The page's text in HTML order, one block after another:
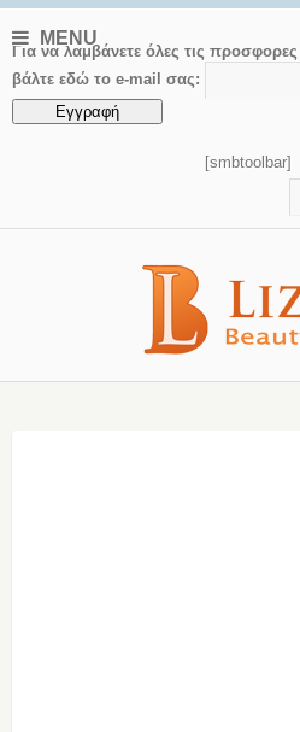
MENU
Για να λαμβάνετε όλες τις
βάλτε εδώ το e-mail σας:
[smbtoolbar]